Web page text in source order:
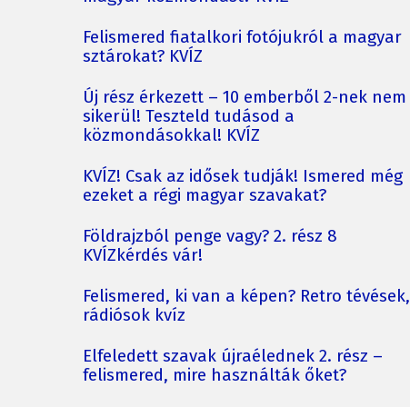
Felismered fiatalkori fotójukról a magyar
sztárokat? KVÍZ
Új rész érkezett – 10 emberből 2-nek nem
sikerül! Teszteld tudásod a
közmondásokkal! KVÍZ
KVÍZ! Csak az idősek tudják! Ismered még
ezeket a régi magyar szavakat?
Földrajzból penge vagy? 2. rész 8
KVÍZkérdés vár!
Felismered, ki van a képen? Retro tévések,
rádiósok kvíz
Elfeledett szavak újraélednek 2. rész –
felismered, mire használták őket?